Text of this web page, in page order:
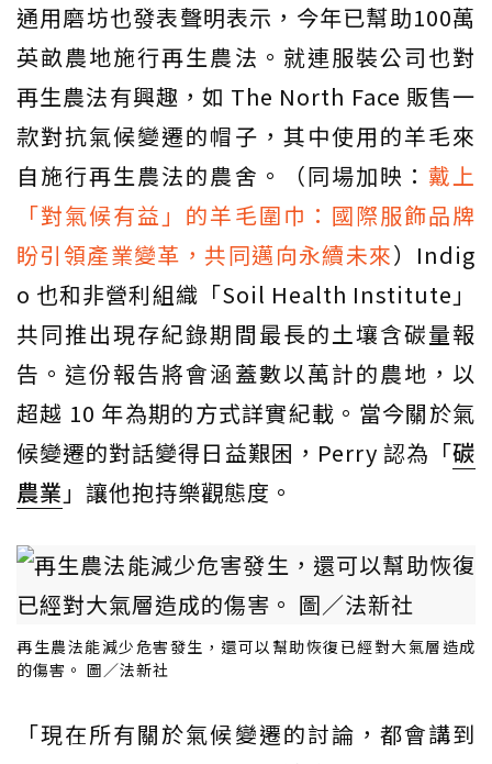
通用磨坊也發表聲明表示，今年已幫助100萬
英畝農地施行再生農法。就連服裝公司也對
再生農法有興趣，如 The North Face 販售一
款對抗氣候變遷的帽子，其中使用的羊毛來
自施行再生農法的農舍。（同場加映： 戴上
「對氣候有益」的羊毛圍巾：國際服飾品牌
盼引領產業變革，共同邁向永續未來）Indig
o 也和非營利組織「Soil Health Institute」
共同推出現存紀錄期間最長的土壤含碳量報
告。這份報告將會涵蓋數以萬計的農地，以
超越 10 年為期的方式詳實紀載。當今關於氣
候變遷的對話變得日益艱困，Perry 認為「碳
農業 」讓他抱持樂觀態度。
再生農法能減少危害發生，還可以幫助恢復已經對大氣層造成
的傷害。 圖／法新社
「現在所有關於氣候變遷的討論，都會講到